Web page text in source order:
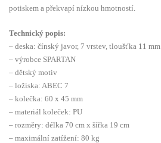
potiskem a překvapí nízkou hmotností.
Technický popis:
– deska: čínský javor, 7 vrstev, tloušťka 11 mm
– výrobce SPARTAN
– dětský motiv
– ložiska: ABEC 7
– kolečka: 60 x 45 mm
– materiál koleček: PU
– rozměry: délka 70 cm x šířka 19 cm
– maximální zatížení: 80 kg